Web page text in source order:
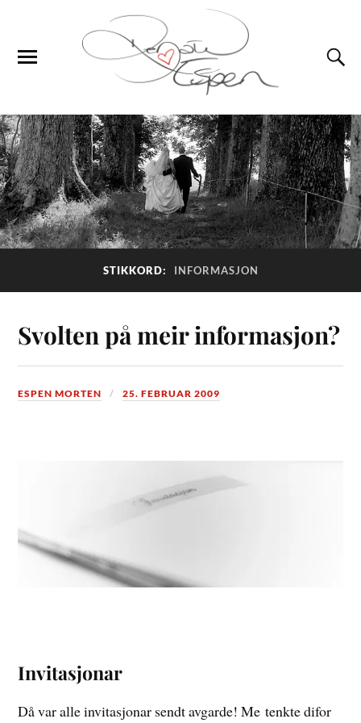
STIKKORD: INFORMASJON
Svolten på meir informasjon?
ESPEN MORTEN 25. FEBRUAR 2009
Invitasjonar
Då var alle invitasjonar sendt avgarde! Me tenkte difor